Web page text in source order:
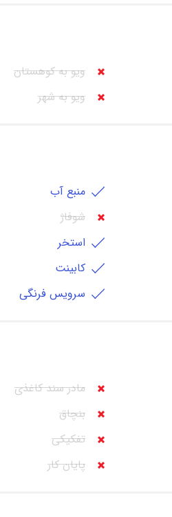
ویو به کوهستان
ویو به شهر
منبع آب
شوفاژ
استخر
کابينت
سرویس فرنگی
مادر سند کاغذی
بنچاق
تفکیکی
پایان کار